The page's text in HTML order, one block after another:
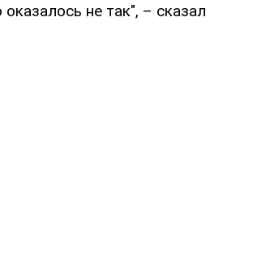
оказалось не так", – сказал